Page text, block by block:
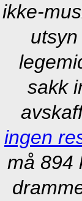
ikke-
sakk
ingen
må 894